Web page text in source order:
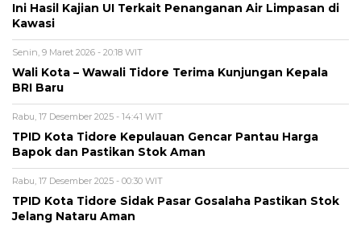
Ini Hasil Kajian UI Terkait Penanganan Air Limpasan di
Kawasi
Senin, 9 Maret 2026 - 20:18 WIT
Wali Kota – Wawali Tidore Terima Kunjungan Kepala
BRI Baru
Rabu, 17 Desember 2025 - 14:41 WIT
TPID Kota Tidore Kepulauan Gencar Pantau Harga
Bapok dan Pastikan Stok Aman
Rabu, 17 Desember 2025 - 00:30 WIT
TPID Kota Tidore Sidak Pasar Gosalaha Pastikan Stok
Jelang Nataru Aman